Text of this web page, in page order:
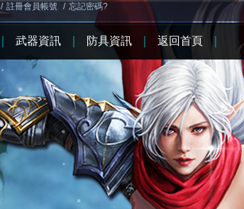
/ 註冊會員帳號 / 忘記密碼?